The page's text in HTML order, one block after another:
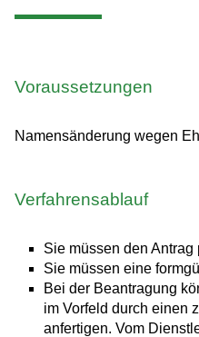
Voraussetzungen
Namensänderung wegen
Verfahrensablauf
Sie müssen den
Sie müssen eine
Bei der Beantragung
im Vorfeld durch einen
anfertigen. Vom